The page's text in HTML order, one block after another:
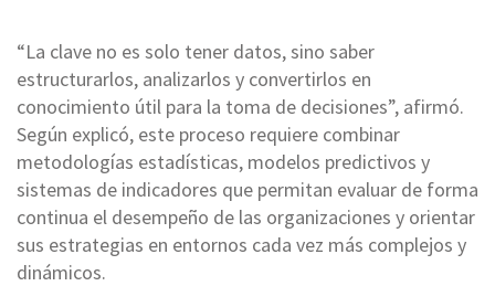
“La clave no es solo tener datos, sino saber
estructurarlos, analizarlos y convertirlos en
conocimiento útil para la toma de decisiones”, afirmó.
Según explicó, este proceso requiere combinar
metodologías estadísticas, modelos predictivos y
sistemas de indicadores que permitan evaluar de forma
continua el desempeño de las organizaciones y orientar
sus estrategias en entornos cada vez más complejos y
dinámicos.